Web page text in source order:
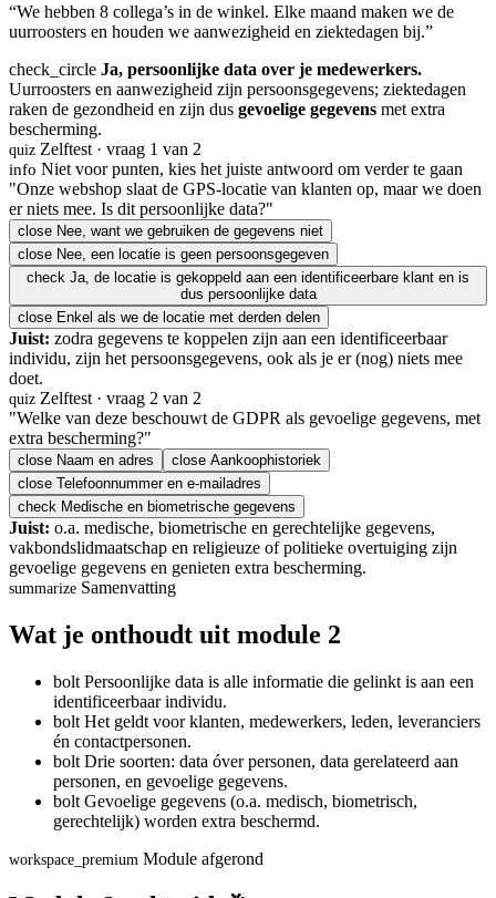
“We hebben 8 collega’s in de winkel. Elke maand maken we de
uurroosters en houden we aanwezigheid en ziektedagen bij.”
check_circle Ja, persoonlijke data over je medewerkers.
Uurroosters en aanwezigheid zijn persoonsgegevens; ziektedagen
raken de gezondheid en zijn dus gevoelige gegevens met extra
bescherming.
quiz Zelftest · vraag 1 van 2
info Niet voor punten, kies het juiste antwoord om verder te gaan
"Onze webshop slaat de GPS-locatie van klanten op, maar we doen
er niets mee. Is dit persoonlijke data?"
close Nee, want we gebruiken de gegevens niet
close Nee, een locatie is geen persoonsgegeven
check Ja, de locatie is gekoppeld aan een identificeerbare klant en is
dus persoonlijke data
close Enkel als we de locatie met derden delen
Juist: zodra gegevens te koppelen zijn aan een identificeerbaar
individu, zijn het persoonsgegevens, ook als je er (nog) niets mee
doet.
quiz Zelftest · vraag 2 van 2
"Welke van deze beschouwt de GDPR als gevoelige gegevens, met
extra bescherming?"
close Naam en adres close Aankoophistoriek
close Telefoonnummer en e-mailadres
check Medische en biometrische gegevens
Juist: o.a. medische, biometrische en gerechtelijke gegevens,
vakbondslidmaatschap en religieuze of politieke overtuiging zijn
gevoelige gegevens en genieten extra bescherming.
summarize Samenvatting
Wat je onthoudt uit module 2
bolt Persoonlijke data is alle informatie die gelinkt is aan een
identificeerbaar individu.
bolt Het geldt voor klanten, medewerkers, leden, leveranciers
én contactpersonen.
bolt Drie soorten: data óver personen, data gerelateerd aan
personen, en gevoelige gegevens.
bolt Gevoelige gegevens (o.a. medisch, biometrisch,
gerechtelijk) worden extra beschermd.
workspace_premium Module afgerond